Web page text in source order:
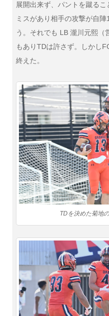
展開出来ず、パントを蹴る
ミスがあり相手の攻撃が自
う。それでも LB 瀧川元熙（
もありTDは許さず。しかし
終えた。
TDを決めた菊地